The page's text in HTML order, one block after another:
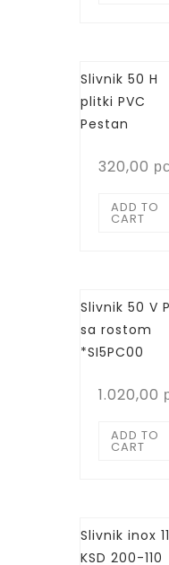
Slivnik 50 H
plitki PVC
Pestan
320,00
ADD TO
CART
Slivnik 50 V
sa rostom
*SI5PC00
1.020,00
ADD TO
CART
Slivnik inox
KSD 200-110